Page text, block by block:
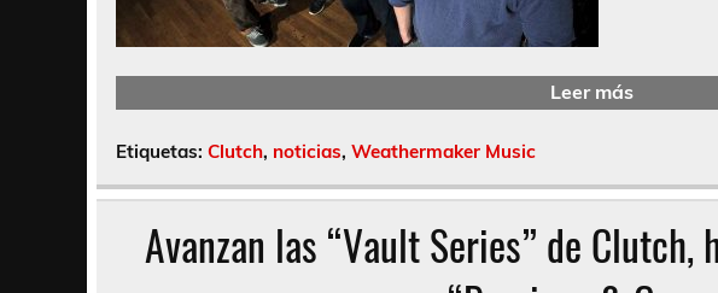
Leer más
Etiquetas: Clutch, noticias, Weathermaker Music
Avanzan las “Vault Series” de Clutch,